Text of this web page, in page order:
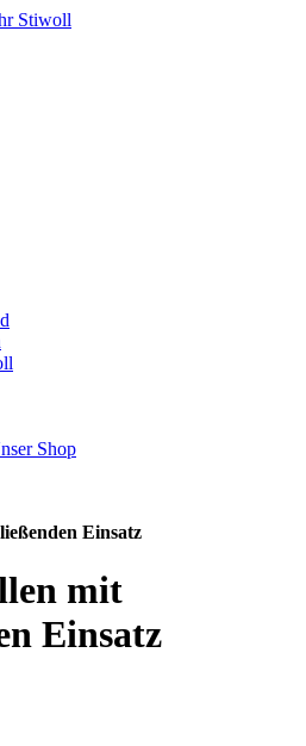
Shop
Einsatz
mit
Einsatz